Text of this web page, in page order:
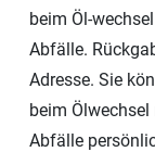
beim Öl-
Abfälle.
Adresse. Sie
beim
Abfälle